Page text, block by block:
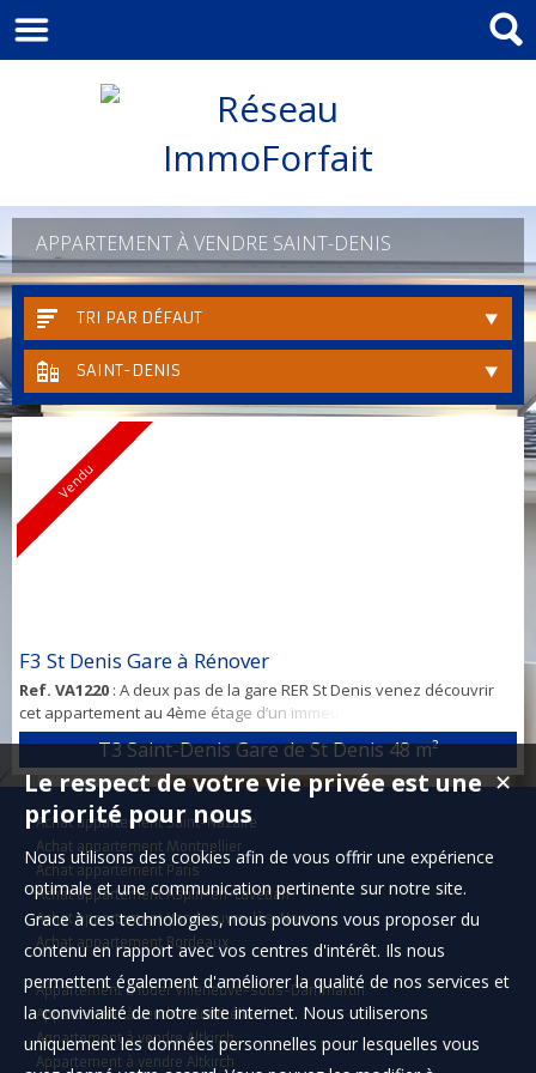
APPARTEMENT À VENDRE SAINT-DENIS
TRI PAR DÉFAUT
SAINT-DENIS
Vendu
F3 St Denis Gare à Rénover
Ref. VA1220 : A deux pas de la gare RER St Denis venez découvrir
cet appartement au 4ème étage d’un immeuble des années 40 au
cachet parisien, à rénover. Il comprend : Une entrée, un grand
séjour, une cuisine séparée (possibilité cuisine américaine), deux
chambres dont une avec cheminée. Une salle de bain avec fenêtre
et des WC suspendus séparés. Une cave en sous-sol.
L’appartement est sain, il y a...
T3 Saint-Denis Gare de St Denis48 m²
Achat appartement Saint-Nazaire
Achat appartement Montpellier
Achat appartement Paris
Achat appartement Aspin-en-Lavedan
Achat appartement Vandoeuvre-lès-Nancy
Achat appartement Bordeaux
Appartement à louer Villeneuve-sous-Dammartin
Appartement à vendre Montbéliard
Appartement à vendre Altkirch
Appartement à vendre Altkirch
✕
Le respect de votre vie privée est une
priorité pour nous
Nous utilisons des cookies afin de vous offrir une expérience
optimale et une communication pertinente sur notre site.
Grace à ces technologies, nous pouvons vous proposer du
contenu en rapport avec vos centres d'intérêt. Ils nous
permettent également d'améliorer la qualité de nos services et
la convivialité de notre site internet. Nous utiliserons
uniquement les données personnelles pour lesquelles vous